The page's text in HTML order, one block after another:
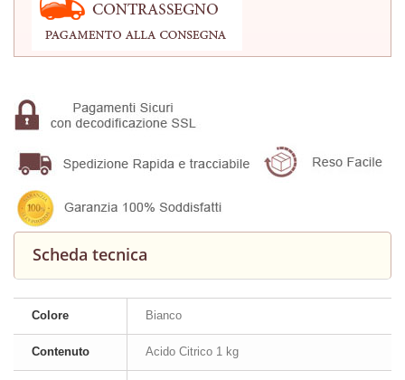
Scheda tecnica
Colore Bianco
Contenuto Acido Citrico 1 kg